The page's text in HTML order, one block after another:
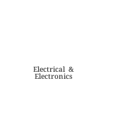
Electrical &
Electronics